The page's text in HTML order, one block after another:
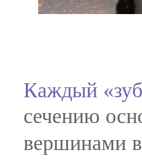
Каждый
сечению
вершинами